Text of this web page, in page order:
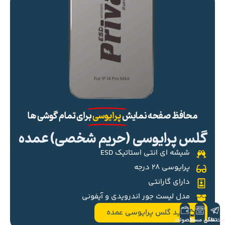
محافظ صفحه نمایشپرایوسیبرای تمام گوشی ها
گلس پرایوسی (حریم شخصی) عمده
شیشه ای انتی استاتیک ESD
پرایوسی ۲۸ درجه
دارای گارانتی
مدل لیست جور اندرویدی و آیفونی
خرید گلس پرایوسی عمده
تلگرام
تماس مستقیم
محصولات